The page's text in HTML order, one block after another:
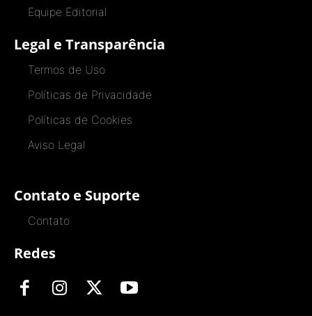
Equipe Editorial
Legal e Transparência
Termos de Uso
Políticas de Privacidade
Políticas de Cookies
Aviso Legal
Contato e Suporte
Contato
Redes